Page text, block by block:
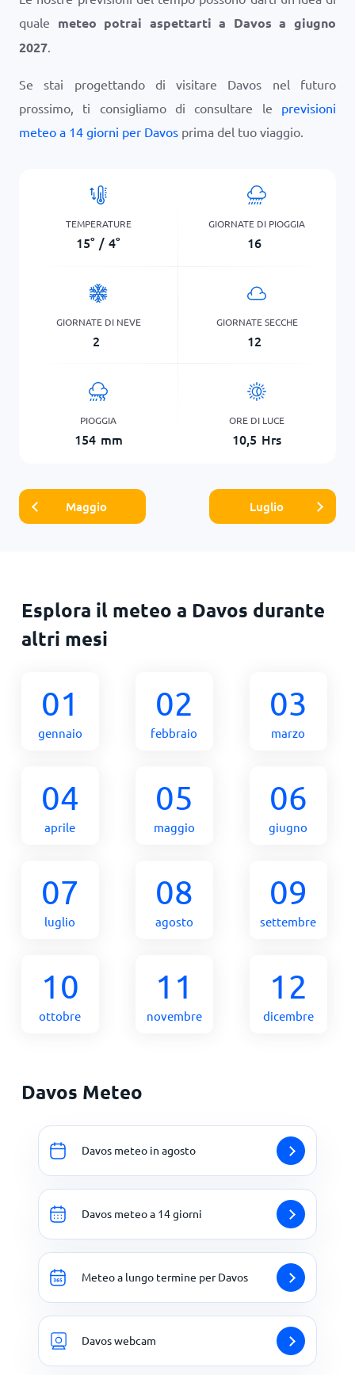
quale meteo potrai aspettarti a Davos a giugno
2027.
Se stai progettando di visitare Davos nel futuro
prossimo, ti consigliamo di consultare le previsioni
meteo a 14 giorni per Davos prima del tuo viaggio.
TEMPERATURE
15° / 4°
GIORNATE DI PIOGGIA
16
GIORNATE DI NEVE
2
GIORNATE SECCHE
12
PIOGGIA
154 mm
ORE DI LUCE
10,5 Hrs
Maggio Luglio
Esplora il meteo a Davos durante
altri mesi
01
gennaio
02
febbraio
03
marzo
04
aprile
05
maggio
06
giugno
07
luglio
08
agosto
09
settembre
10
ottobre
11
novembre
12
dicembre
Davos Meteo
Davos meteo in agosto
Davos meteo a 14 giorni
Meteo a lungo termine per Davos
Davos webcam